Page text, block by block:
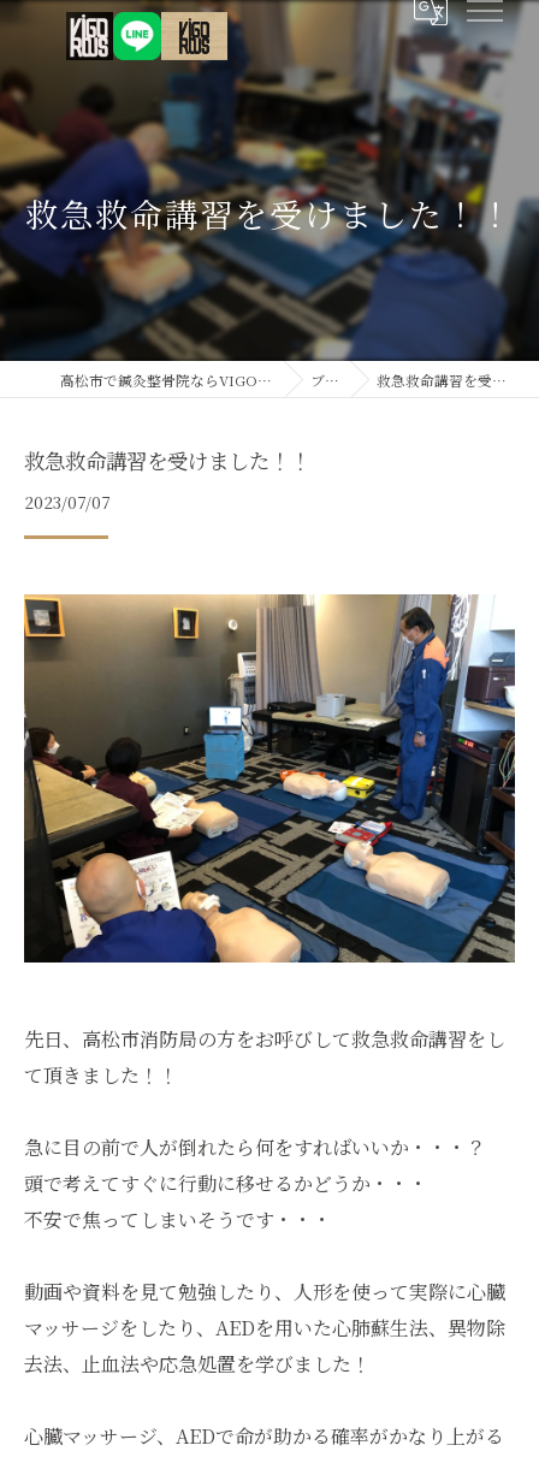
救急救命講習を受けました！！
高松市で鍼灸整骨院ならVIGOROUS鍼灸接骨院 ブログ 救急救命講習を受けました！！
救急救命講習を受けました！！
2023/07/07
先日、高松市消防局の方をお呼びして救急救命講習をし
て頂きました！！
急に目の前で人が倒れたら何をすればいいか・・・？
頭で考えてすぐに行動に移せるかどうか・・・
不安で焦ってしまいそうです・・・
動画や資料を見て勉強したり、人形を使って実際に心臓
マッサージをしたり、AEDを用いた心肺蘇生法、異物除
去法、止血法や応急処置を学びました！
心臓マッサージ、AEDで命が助かる確率がかなり上がる